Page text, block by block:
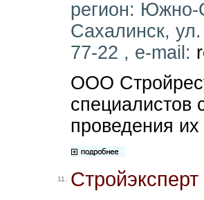
регион: Южно-
Сахалинск,
77-22 , e-mail:
ООО
специалистов
проведения их
11.